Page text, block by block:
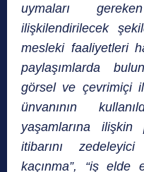
uymaları
ilişkilendirilecek
mesleki faaliyetleri
paylaşımlarda
görsel ve çevrimiçi
ünvanının
yaşamlarına ilişkin
itibarını
kaçınma”, “iş elde